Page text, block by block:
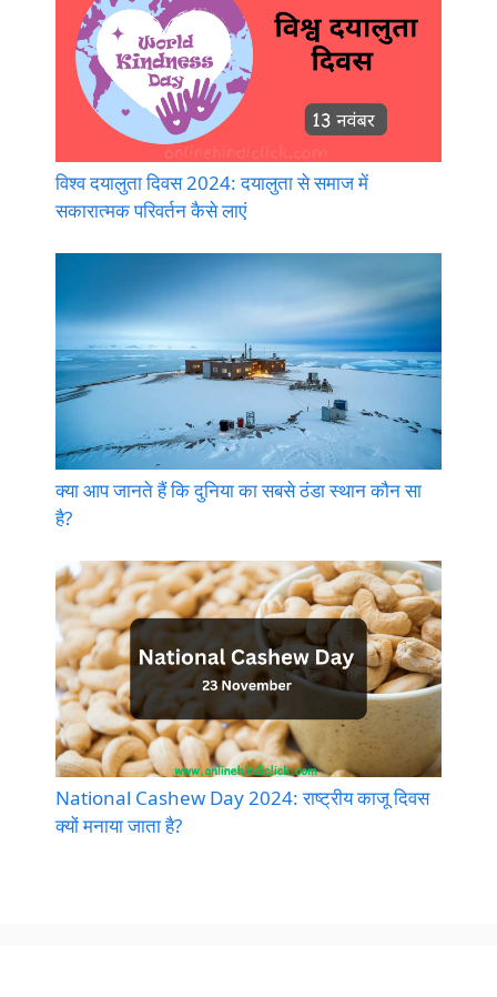
विश्व दयालुता दिवस 2024: दयालुता से समाज में
सकारात्मक परिवर्तन कैसे लाएं
क्या आप जानते हैं कि दुनिया का सबसे ठंडा स्थान कौन सा
है?
National Cashew Day 2024: राष्ट्रीय काजू दिवस
क्यों मनाया जाता है?